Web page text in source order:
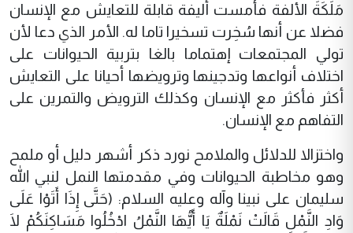
مَلَكَةَ الألفة فأمست أليفة قابلة للتعايش مع الإنسان
فضلا عن أنها سُخِرت تسخيرا تاما له. الأمر الذي دعا لأن
تولي المجتمعات إهتماما بالغا بتربية الحيوانات على
اختلاف أنواعها وتدجينها وترويضها أحيانا على التعايش
أكثر فأكثر مع الإنسان وكذلك الترويض والتمرين على
التفاهم مع الإنسان.
واختزالا للدلائل والملامح نورد ذكر أشهر دليل أو ملمح
وهو مخاطبة الحيوانات وفي مقدمتها النمل لنبي الله
سليمان على نبينا وآله وعليه السلام: (حَتَّى إِذَا أَتَوْا عَلَى
وَادِ النَّمْلِ قَالَتْ نَمْلَةٌ يَا أَيُّهَا النَّمْلُ ادْخُلُوا مَسَاكِنَكُمْ لَا